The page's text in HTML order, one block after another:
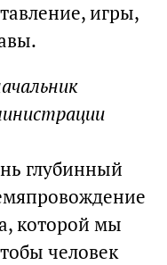
игры,
глубинный
которой мы
человек